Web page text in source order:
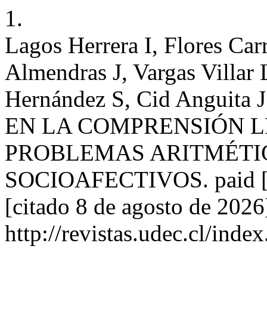
1.
Lagos Herrera I, Flores
Almendras J, Vargas
Hernández S, Cid
EN LA COMPRENSIÓN
PROBLEMAS
SOCIOAFECTIVOS. paid
[citado 8 de agosto de
http://revistas.udec.cl/